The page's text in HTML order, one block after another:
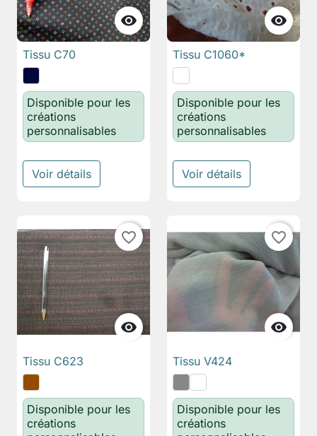

Tissu C70
Disponible pour les
créations
personnalisables
Voir détails

Tissu C1060*
Disponible pour les
créations
personnalisables
Voir détails

favorite_border
Tissu C623
Disponible pour les
créations

favorite_border
Tissu V424
Disponible pour les
créations